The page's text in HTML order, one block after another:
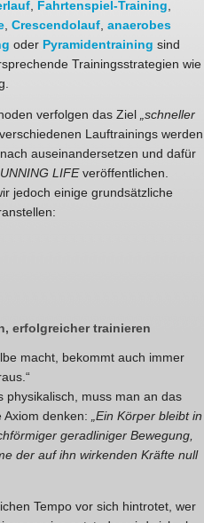
, Fahrtenspiel-Training
, Crescendolauf, anaerobes
oder Pyramidentraining sind
Trainingsstrategien wie
verfolgen das Ziel „schneller
Lauftrainings werden
auseinandersetzen und dafür
LIFEveröffentlichen.
jedoch einige grundsätzliche
erfolgreicher trainieren
macht, bekommt auch immer
physikalisch, muss man an das
Axiom denken:
„Ein Körper bleibt in
geradliniger Bewegung,
der auf ihn wirkenden Kräfte null
Tempo vor sich hintrotet, wer